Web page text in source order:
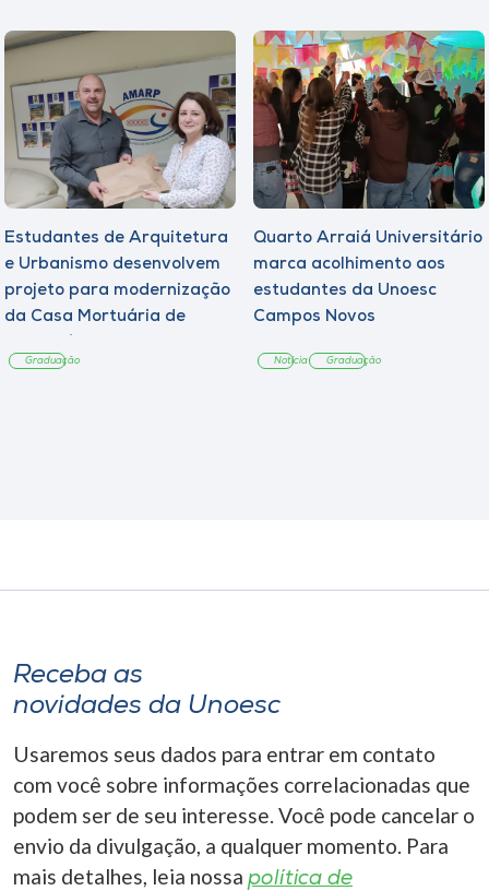
Estudantes de Arquitetura
e Urbanismo desenvolvem
projeto para modernização
da Casa Mortuária de
Graduação
Quarto Arraiá Universitário
marca acolhimento aos
estudantes da Unoesc
Campos Novos
Notícia Graduação
Receba as
novidades da Unoesc
Usaremos seus dados para entrar em contato
com você sobre informações correlacionadas que
podem ser de seu interesse. Você pode cancelar o
envio da divulgação, a qualquer momento. Para
mais detalhes, leia nossa política de